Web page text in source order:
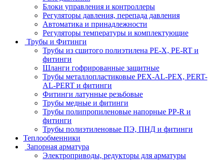
Блоки управления и контроллеры
Регуляторы давления, перепада давления
Автоматика и принадлежности
Регуляторы температуры и комплектующие
Трубы и Фитинги
Трубы из сшитого полиэтилена PE-X, PE-RT и
фитинги
Шланги гофрированные защитные
Трубы металлопластиковые PEX-AL-PEX, PERT-
AL-PERT и фитинги
Фитинги латунные резьбовые
Трубы медные и фитинги
Трубы полипропиленовые напорные PP-R и
фитинги
Трубы полиэтиленовые ПЭ, ПНД и фитинги
Теплообменники
Запорная арматура
Электроприводы, редукторы для арматуры